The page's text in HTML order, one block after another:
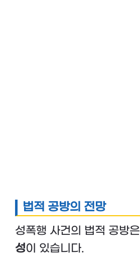
법적 공방의 전망
성폭행 사건의 법적 공방은
성이 있습니다.